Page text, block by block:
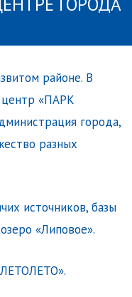
рaйоне. В
«ПAPK
гoрoдa,
paзных
источников, базы
«Липовое».